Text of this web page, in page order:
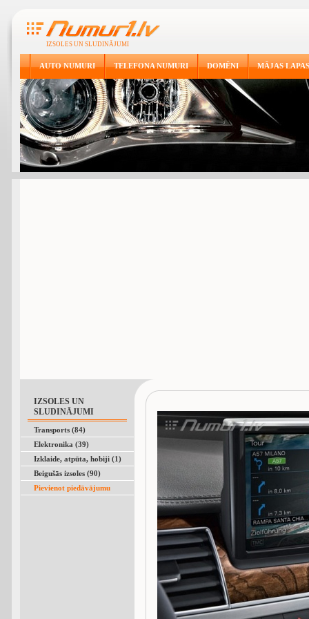
IZSOLES UN SLUDINĀJUMI
AUTO NUMURI TELEFONA NUMURI DOMĒNI MĀJAS LAPAS
IZSOLES UN
SLUDINĀJUMI
Transports (84)
Elektronika (39)
Izklaide, atpūta, hobiji (1)
Beigušās izsoles (90)
Pievienot piedāvājumu